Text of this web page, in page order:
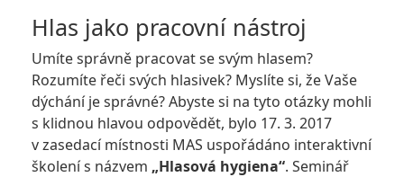
Hlas jako pracovní nástroj
Umíte správně pracovat se svým hlasem?
Rozumíte řeči svých hlasivek? Myslíte si, že Vaše
dýchání je správné? Abyste si na tyto otázky mohli
s klidnou hlavou odpovědět, bylo 17. 3. 2017
v zasedací místnosti MAS uspořádáno interaktivní
školení s názvem „Hlasová hygiena“. Seminář